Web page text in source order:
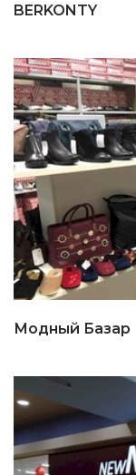
BERKONTY
Модный Базар